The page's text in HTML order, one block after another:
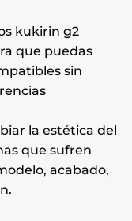
múltiples
variantes.
Las
opciones
se
elegir
página
kukirin g2
que puedas
sin
la estética del
que sufren
acabado,